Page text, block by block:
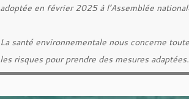
adoptée en février 2025 à l’Assemblée
La santé environnementale nous concerne
les risques pour prendre des mesures adaptées.